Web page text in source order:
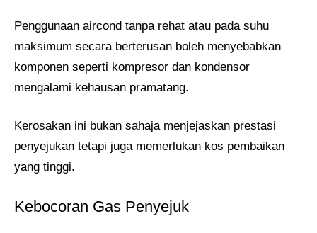
Penggunaan aircond tanpa rehat atau pada suhu
maksimum secara berterusan boleh menyebabkan
komponen seperti kompresor dan kondensor
mengalami kehausan pramatang.
Kerosakan ini bukan sahaja menjejaskan prestasi
penyejukan tetapi juga memerlukan kos pembaikan
yang tinggi.
Kebocoran Gas Penyejuk